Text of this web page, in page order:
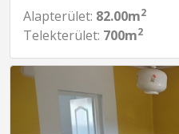
Alapterület: 82.00m2
Telekterület: 700m2